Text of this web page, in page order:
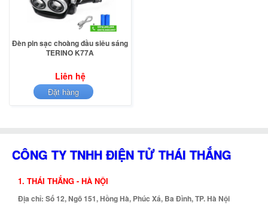
Đèn pin sạc choàng đầu siêu sáng
TERINO K77A
Liên hệ
Đặt hàng
CÔNG TY TNHH ĐIỆN TỬ THÁI THẮNG
1. THÁI THẮNG - HÀ NỘI
Địa chỉ: Số 12, Ngõ 151, Hồng Hà, Phúc Xá, Ba Đình, TP. Hà Nội